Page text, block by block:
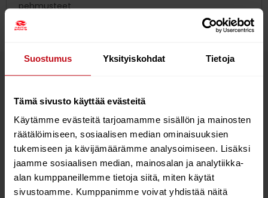
Suostumus Yksityiskohdat Tietoja
Tämä sivusto käyttää evästeitä
Käytämme evästeitä tarjoamamme sisällön ja mainosten
räätälöimiseen, sosiaalisen median ominaisuuksien
tukemiseen ja kävijämäärämme analysoimiseen. Lisäksi
jaamme sosiaalisen median, mainosalan ja analytiikka-
alan kumppaneillemme tietoja siitä, miten käytät
sivustoamme. Kumppanimme voivat yhdistää näitä
pehmusteet
Tutustu myös